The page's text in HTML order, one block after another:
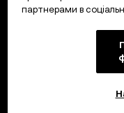
партнерами в